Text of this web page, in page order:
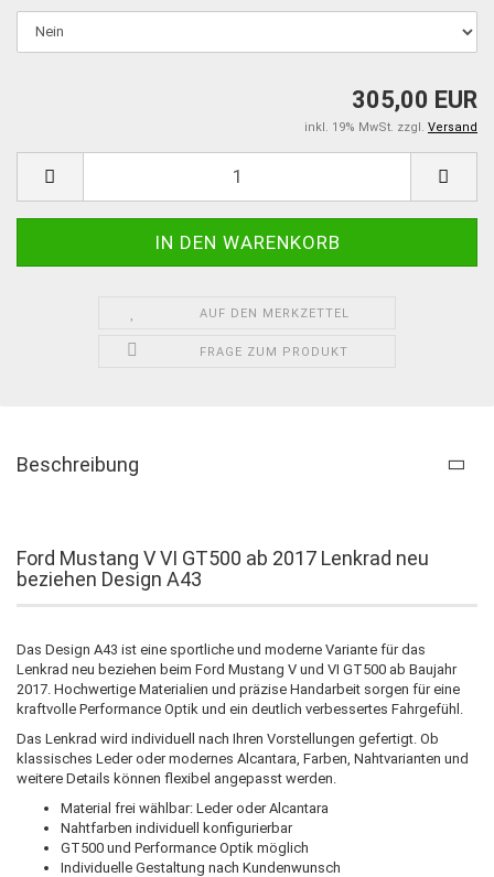
305,00 EUR
inkl. 19% MwSt. zzgl. Versand
AUF DEN MERKZETTEL
FRAGE ZUM PRODUKT
Beschreibung
Ford Mustang V VI GT500 ab 2017 Lenkrad neu
beziehen Design A43
Das Design A43 ist eine sportliche und moderne Variante für das
Lenkrad neu beziehen beim Ford Mustang V und VI GT500 ab Baujahr
2017. Hochwertige Materialien und präzise Handarbeit sorgen für eine
kraftvolle Performance Optik und ein deutlich verbessertes Fahrgefühl.
Das Lenkrad wird individuell nach Ihren Vorstellungen gefertigt. Ob
klassisches Leder oder modernes Alcantara, Farben, Nahtvarianten und
weitere Details können flexibel angepasst werden.
Material frei wählbar: Leder oder Alcantara
Nahtfarben individuell konfigurierbar
GT500 und Performance Optik möglich
Individuelle Gestaltung nach Kundenwunsch